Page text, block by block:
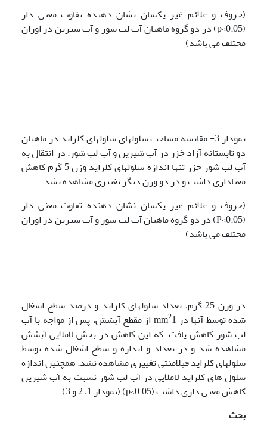
(حروف و علائم غیر یکسان نشان دهنده تفاوت معنی دار
(p<0.05) در دو گروه ماهیان آب لب شور و آب شیرین در اوزان
مختلف می باشد)
نمودار 3- مقایسه مساحت سلول­های سلولهای کلراید در ماهیان
دو تابستانه آزاد خزر در آب شیرین و آب لب شور. در انتقال به
آب لب شور خزر تنها اندازه سلولهای کلراید وزن 5 گرم کاهش
معناداری داشت و در دو وزن دیگر تغییری مشاهده نشد.
(حروف و علائم غیر یکسان نشان دهنده تفاوت معنی دار
(P<0.05) در دو گروه ماهیان آب لب شور و آب شیرین در اوزان
مختلف می باشد)
در وزن 25 گرم، تعداد سلول­های کلراید و درصد سطح اشغال
شده توسط آنها در mm
2
1 از مقطع آبشش، پس از مواجه با آب
لب شور کاهش یافت. که این کاهش در بخش لاملایی آبشش
مشاهده شد و در تعداد و اندازه و سطح اشغال شده توسط
سلول­های کلراید فیلامنتی تغییری مشاهده نشد. همچنین اندازه
سلول های کلراید لاملایی در آب لب شور نسبت به آب شیرین
کاهش معنی داری داشت (p<0.05) (نمودار 1، 2 و 3).
بحث